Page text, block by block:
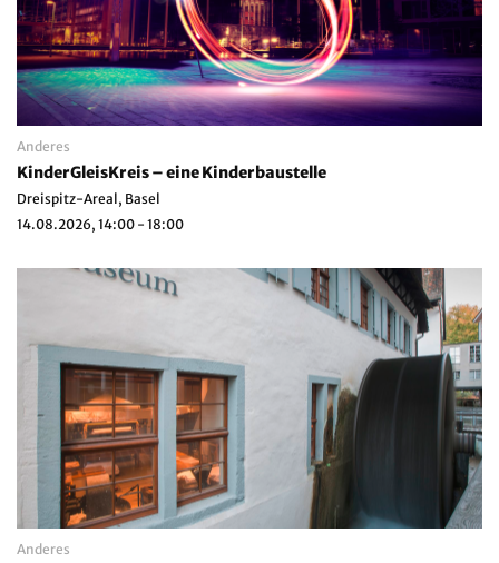
Anderes
KinderGleisKreis – eine Kinderbaustelle
Dreispitz-Areal, Basel
14.08.2026, 14:00 - 18:00
Anderes